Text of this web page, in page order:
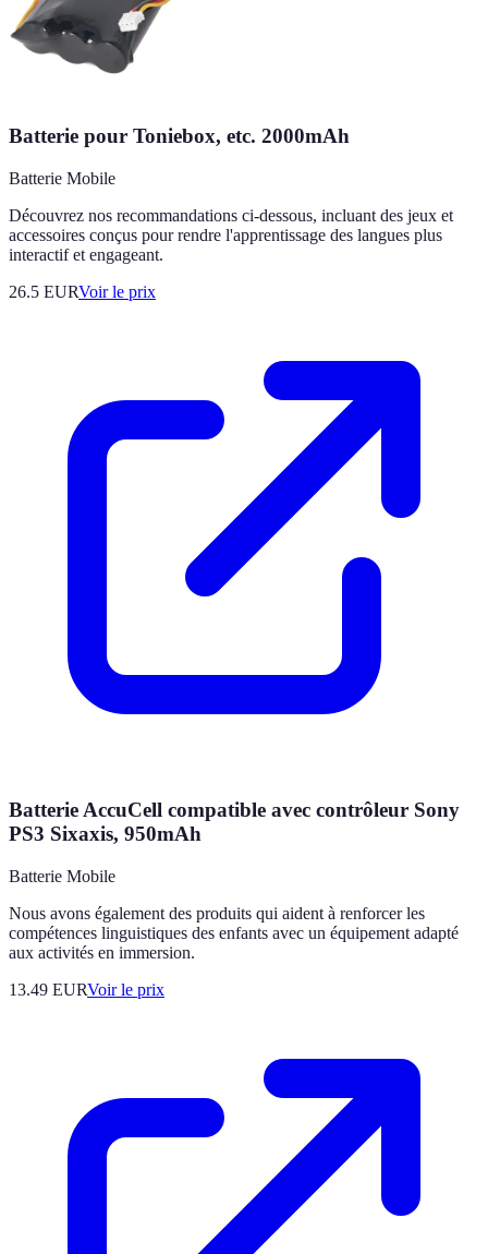
Batterie pour Toniebox, etc. 2000mAh
Batterie Mobile
Découvrez nos recommandations ci-dessous, incluant des jeux et
accessoires conçus pour rendre l'apprentissage des langues plus
interactif et engageant.
26.5 EURVoir le prix
Batterie AccuCell compatible avec contrôleur Sony
PS3 Sixaxis, 950mAh
Batterie Mobile
Nous avons également des produits qui aident à renforcer les
compétences linguistiques des enfants avec un équipement adapté
aux activités en immersion.
13.49 EURVoir le prix